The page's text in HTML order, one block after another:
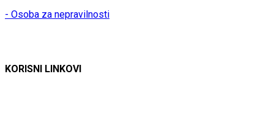
- Osoba za nepravilnosti
KORISNI LINKOVI